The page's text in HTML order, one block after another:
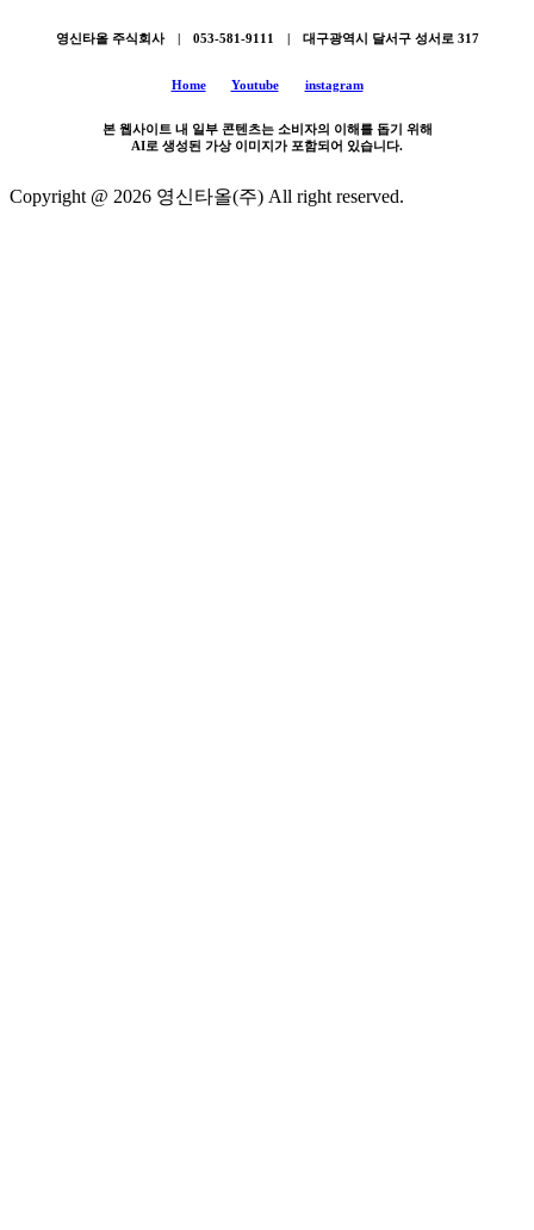
영신타올 주식회사 | 053-581-9111 | 대구광역시 달서구 성서로 317
Home Youtube instagram
본 웹사이트 내 일부 콘텐츠는 소비자의 이해를 돕기 위해
AI로 생성된 가상 이미지가 포함되어 있습니다.
Copyright @ 2026 영신타올(주) All right reserved.